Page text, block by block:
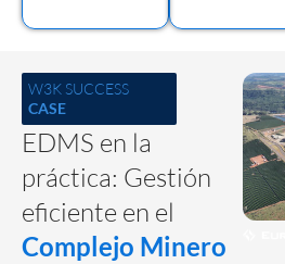
W3K SUCCESS
CASE
EDMS en la
práctica: Gestión
eficiente en el
Complejo Minero